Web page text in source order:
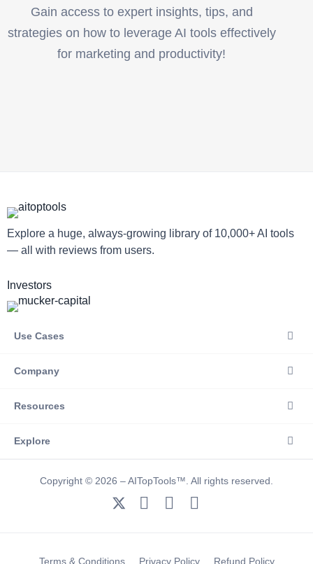
Gain access to expert insights, tips, and
strategies on how to leverage AI tools effectively
for marketing and productivity!
Explore a huge, always-growing library of 10,000+ AI tools
— all with reviews from users.
Investors
Use Cases
Company
Resources
Explore
Copyright © 2026 – AITopTools™. All rights reserved.
Terms & Conditions Privacy Policy Refund Policy